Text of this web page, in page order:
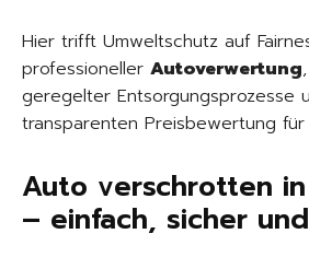
Hier trifft Umweltschutz auf
professioneller Autoverwertung
geregelter Entsorgungsprozesse
transparenten Preisbewertung für
Auto verschrotten
– einfach, sicher